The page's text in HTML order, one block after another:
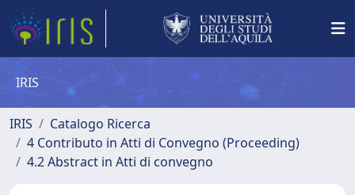
IRIS
IRIS
Catalogo Ricerca
4 Contributo in Atti di Convegno (Proceeding)
4.2 Abstract in Atti di convegno